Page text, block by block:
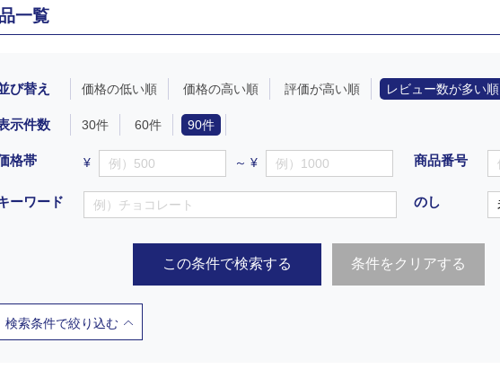
一覧
び替え 価格の低い順 価格の高い順 評価が高い順 レビュー数が多い順
示件数 30件 60件 90件
格帯 ¥ ～ ¥
ーワード
商品番号
のし
この条件で検索する 条件をクリアする
検索条件で絞り込む